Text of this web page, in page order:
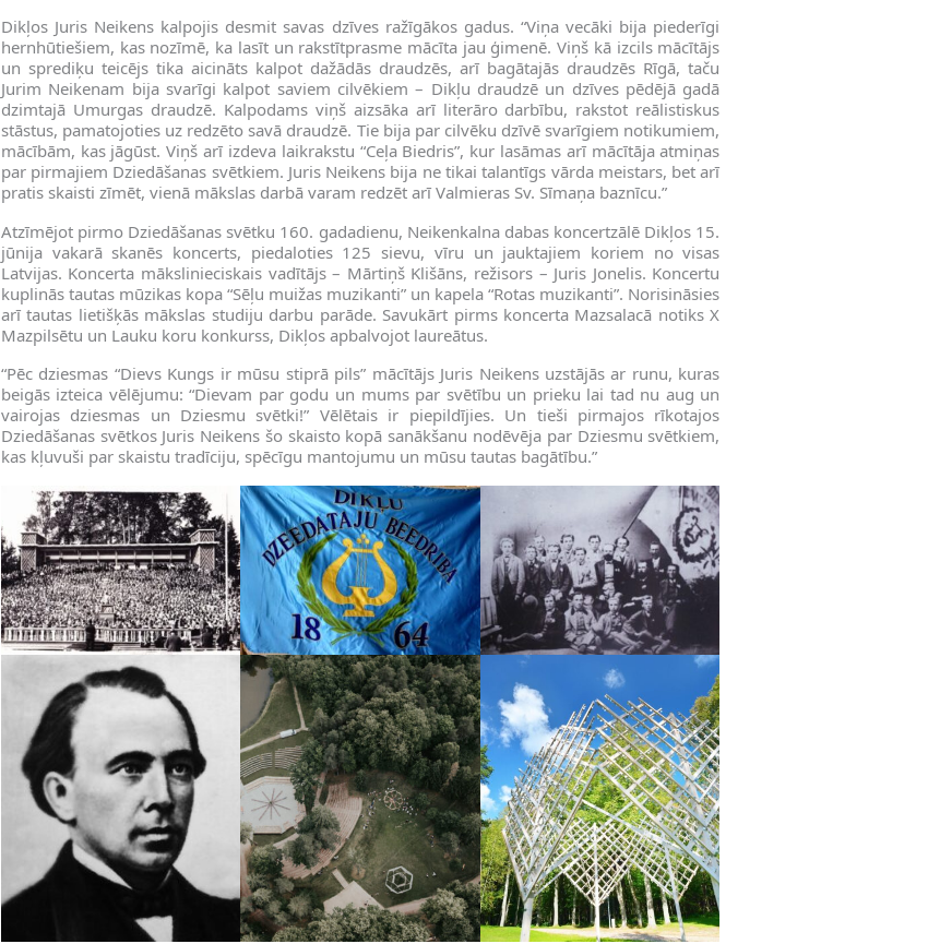
Dikļos Juris Neikens kalpojis desmit savas dzīves ražīgākos gadus. “Viņa vecāki bija piederīgi
hernhūtiešiem, kas nozīmē, ka lasīt un rakstītprasme mācīta jau ģimenē. Viņš kā izcils mācītājs
un sprediķu teicējs tika aicināts kalpot dažādās draudzēs, arī bagātajās draudzēs Rīgā, taču
Jurim Neikenam bija svarīgi kalpot saviem cilvēkiem – Dikļu draudzē un dzīves pēdējā gadā
dzimtajā Umurgas draudzē. Kalpodams viņš aizsāka arī literāro darbību, rakstot reālistiskus
stāstus, pamatojoties uz redzēto savā draudzē. Tie bija par cilvēku dzīvē svarīgiem notikumiem,
mācībām, kas jāgūst. Viņš arī izdeva laikrakstu “Ceļa Biedris”, kur lasāmas arī mācītāja atmiņas
par pirmajiem Dziedāšanas svētkiem. Juris Neikens bija ne tikai talantīgs vārda meistars, bet arī
pratis skaisti zīmēt, vienā mākslas darbā varam redzēt arī Valmieras Sv. Sīmaņa baznīcu.”
Atzīmējot pirmo Dziedāšanas svētku 160. gadadienu, Neikenkalna dabas koncertzālē Dikļos 15.
jūnija vakarā skanēs koncerts, piedaloties 125 sievu, vīru un jauktajiem koriem no visas
Latvijas. Koncerta mākslinieciskais vadītājs – Mārtiņš Klišāns, režisors – Juris Jonelis. Koncertu
kuplinās tautas mūzikas kopa “Sēļu muižas muzikanti” un kapela “Rotas muzikanti”. Norisināsies
arī tautas lietišķās mākslas studiju darbu parāde. Savukārt pirms koncerta Mazsalacā notiks X
Mazpilsētu un Lauku koru konkurss, Dikļos apbalvojot laureātus.
“Pēc dziesmas “Dievs Kungs ir mūsu stiprā pils” mācītājs Juris Neikens uzstājās ar runu, kuras
beigās izteica vēlējumu: “Dievam par godu un mums par svētību un prieku lai tad nu aug un
vairojas dziesmas un Dziesmu svētki!” Vēlētais ir piepildījies. Un tieši pirmajos rīkotajos
Dziedāšanas svētkos Juris Neikens šo skaisto kopā sanākšanu nodēvēja par Dziesmu svētkiem,
kas kļuvuši par skaistu tradīciju, spēcīgu mantojumu un mūsu tautas bagātību.”